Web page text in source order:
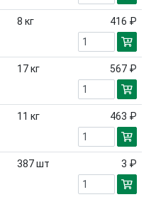
8 кг 416 ₽
17кг 567 ₽
11 кг 463 ₽
387шт 3 ₽